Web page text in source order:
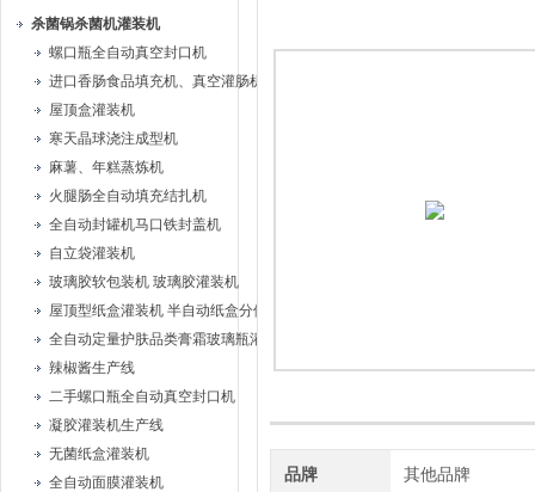
杀菌锅杀菌机灌装机
螺口瓶全自动真空封口机
进口香肠食品填充机、真空灌肠机
屋顶盒灌装机
寒天晶球浇注成型机
麻薯、年糕蒸炼机
火腿肠全自动填充结扎机
全自动封罐机马口铁封盖机
自立袋灌装机
玻璃胶软包装机 玻璃胶灌装机
屋顶型纸盒灌装机 半自动纸盒分体灌装机
全自动定量护肤品类膏霜玻璃瓶灌装旋盖机
辣椒酱生产线
二手螺口瓶全自动真空封口机
凝胶灌装机生产线
无菌纸盒灌装机
全自动面膜灌装机
品牌 其他品牌